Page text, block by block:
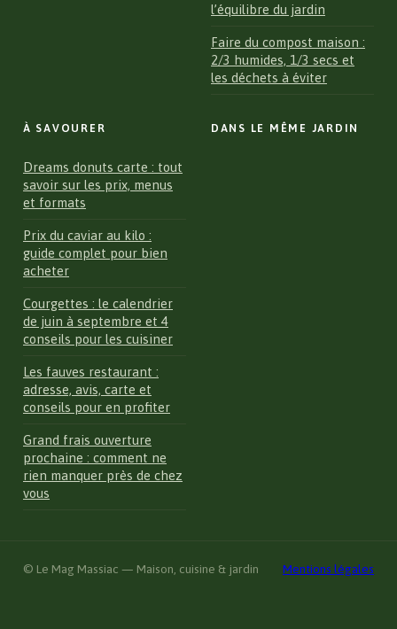
l’équilibre du jardin
Faire du compost maison :
2/3 humides, 1/3 secs et
les déchets à éviter
À SAVOURER
Dreams donuts carte : tout
savoir sur les prix, menus
et formats
Prix du caviar au kilo :
guide complet pour bien
acheter
Courgettes : le calendrier
de juin à septembre et 4
conseils pour les cuisiner
Les fauves restaurant :
adresse, avis, carte et
conseils pour en profiter
Grand frais ouverture
prochaine : comment ne
rien manquer près de chez
vous
DANS LE MÊME JARDIN
© Le Mag Massiac — Maison, cuisine & jardin Mentions légales